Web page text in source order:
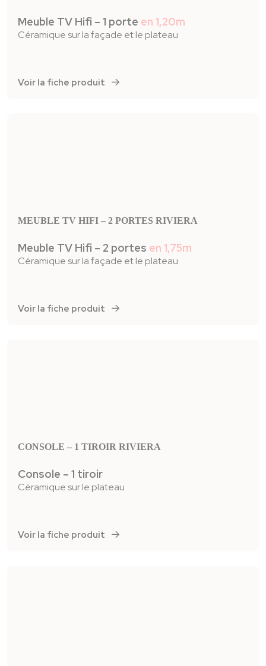
Meuble TV Hifi – 1 porte en 1,20m
Céramique sur la façade et le plateau
Voir la fiche produit
MEUBLE TV HIFI – 2 PORTES RIVIERA
Meuble TV Hifi – 2 portes en 1,75m
Céramique sur la façade et le plateau
Voir la fiche produit
CONSOLE – 1 TIROIR RIVIERA
Console – 1 tiroir
Céramique sur le plateau
Voir la fiche produit